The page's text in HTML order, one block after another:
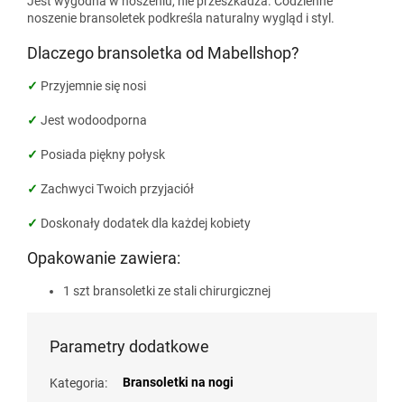
noszenie bransoletek podkreśla naturalny wygląd i styl.
Dlaczego bransoletka od Mabellshop?
✓ Przyjemnie się nosi
✓ Jest wodoodporna
✓ Posiada piękny połysk
✓ Zachwyci Twoich przyjaciół
✓ Doskonały dodatek dla każdej kobiety
Opakowanie zawiera:
1 szt bransoletki ze stali chirurgicznej
Parametry dodatkowe
Kategoria:
Bransoletki na nogi